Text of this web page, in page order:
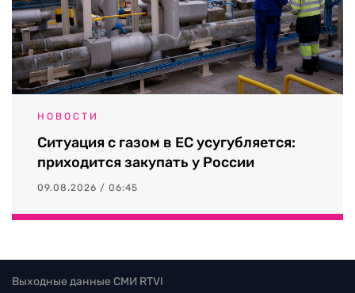
НОВОСТИ
Ситуация с газом в ЕС усугубляется:
приходится закупать у России
09.08.2026 / 06:45
Выходные данные СМИ RTVI